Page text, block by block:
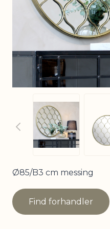
View larger
Ø85/B3 cm messing
Find forhandler